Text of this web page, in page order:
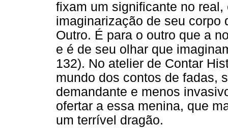
fixam um significante no
imaginarização de seu corpo
Outro. É para o outro que a
e é de seu olhar que
132). No atelier de Contar
mundo dos contos de fadas,
demandante e menos
ofertar a essa menina, que
um terrível dragão.